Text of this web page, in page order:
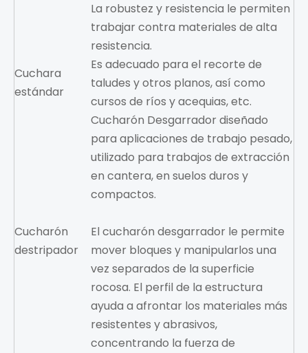
La robustez y resistencia le permiten
trabajar contra materiales de alta
resistencia.
Cuchara
estándar
Es adecuado para el recorte de
taludes y otros planos, así como
cursos de ríos y acequias, etc.
Cucharón
destripador
Cucharón Desgarrador diseñado
para aplicaciones de trabajo pesado,
utilizado para trabajos de extracción
en cantera, en suelos duros y
compactos.
El cucharón desgarrador le permite
mover bloques y manipularlos una
vez separados de la superficie
rocosa. El perfil de la estructura
ayuda a afrontar los materiales más
resistentes y abrasivos,
concentrando la fuerza de